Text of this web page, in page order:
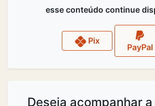
esse conteúdo continue
Pix
PayPal
Deseja acompanhar